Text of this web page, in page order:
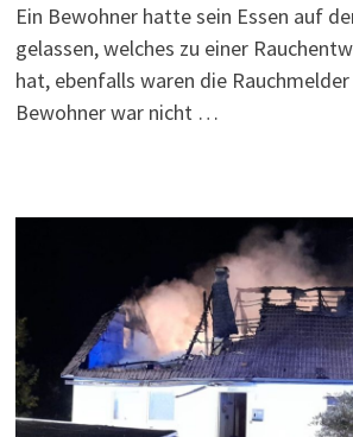
Ein Bewohner hatte sein Essen auf
gelassen, welches zu einer
hat, ebenfalls waren die
Bewohner war nicht …